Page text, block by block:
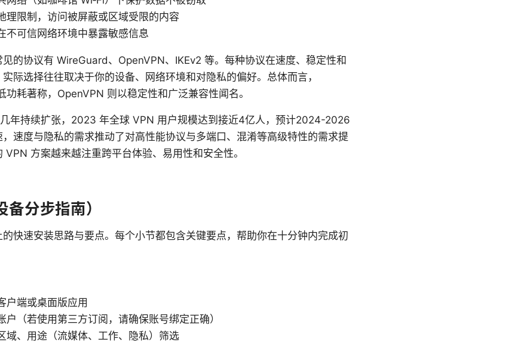
理限制，访问被屏蔽或区域受限的内容
不可信网络环境中暴露敏感信息
的协议有 WireGuard、OpenVPN、IKEv2 等。每种协议在速度、稳定性和
际选择往往取决于你的设备、网络环境和对隐私的偏好。总体而言，
耗著称，OpenVPN 则以稳定性和广泛兼容性闻名。
年持续扩张，2023 年全球 VPN 用户规模达到接近4亿人，预计2024-2026
速度与隐私的需求推动了对高性能协议与多端口、混淆等高级特性的需求提
方案越来越注重跨平台体验、易用性和安全性。
分步指南）
快速安装思路与要点。每个小节都包含关键要点，帮助你在十分钟内完成初
户端或桌面版应用
户（若使用第三方订阅，请确保账号绑定正确）
域、用途（流媒体、工作、隐私）筛选